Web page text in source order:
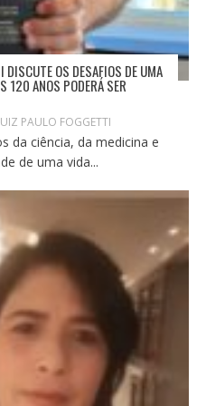
DISCUTE OS DESAFIOS DE UMA
120 ANOS PODERÁ SER
PAULO FOGGETTI
da ciência, da medicina e
de uma vida...